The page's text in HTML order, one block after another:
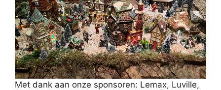
Met dank aan onze sponsoren: Lemax, Luville,